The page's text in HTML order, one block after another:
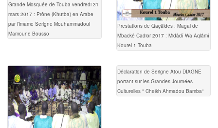
Grande Mosquée de Touba vendredi 31
mars 2017 : Prône (Khutba) en Arabe
par l’imame Serigne Mouhammadoul
Mamoune Bousso
Prestations de Qaçâides : Magal de
Mbacké Cadior 2017 : Midâdî Wa Aqlâmî
Kourel 1 Touba
Déclaration de Serigne Atou DIAGNE
portant sur les Grandes Journées
Culturelles " Cheikh Ahmadou Bamba"